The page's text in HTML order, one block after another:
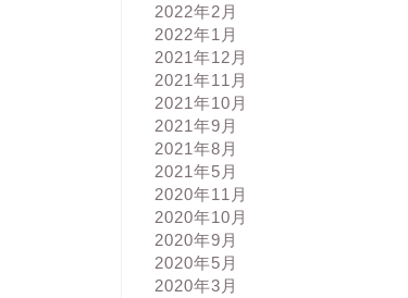
2022年2月
2022年1月
2021年12月
2021年11月
2021年10月
2021年9月
2021年8月
2021年5月
2020年11月
2020年10月
2020年9月
2020年5月
2020年3月